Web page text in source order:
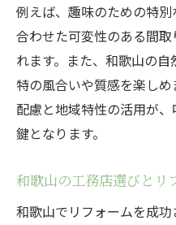
施工事例から学
リフォームで暮
補助金活用で賢くリ
リフォーム補助
ト
報
補助金を活かし
例えば、趣味のための特
合わせた可変性のある間
れます。また、和歌山の
特の風合いや質感を楽し
配慮と地域特性の活用が
鍵となります。
和歌山の工務店選びとリ
和歌山でリフォームを成